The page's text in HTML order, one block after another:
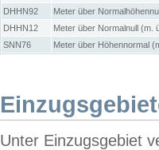
DHHN92
Meter über
DHHN12
Meter über Normalnull (m.
SNN76
Meter über Höhennormal
Unter Einzugsgebiet